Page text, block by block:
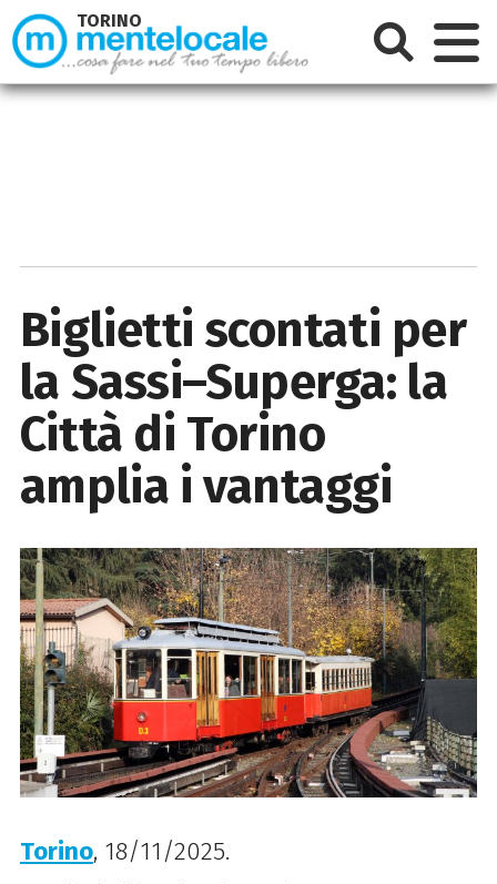
Biglietti scontati per
la Sassi–Superga: la
Città di Torino
amplia i vantaggi
Torino, 18/11/2025.
TORINO